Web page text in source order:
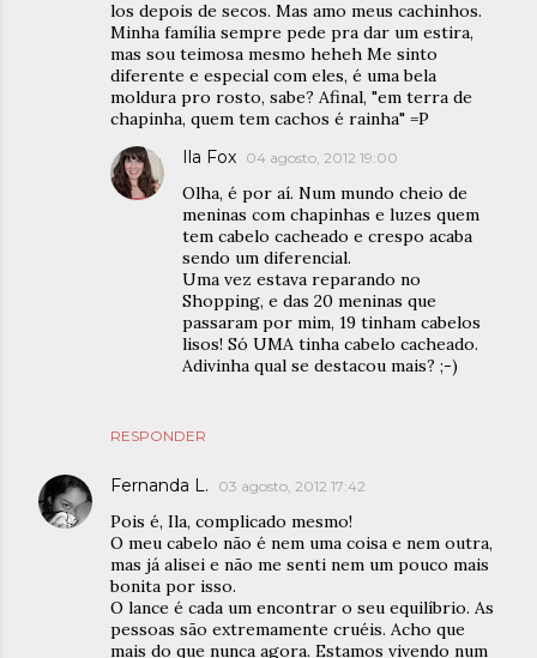
los depois de secos. Mas amo meus cachinhos.
Minha família sempre pede pra dar um estira,
mas sou teimosa mesmo heheh Me sinto
diferente e especial com eles, é uma bela
moldura pro rosto, sabe? Afinal, "em terra de
chapinha, quem tem cachos é rainha" =P
RESPONDER
Ila Fox 04 agosto, 2012 19:00
Olha, é por aí. Num mundo cheio de
meninas com chapinhas e luzes quem
tem cabelo cacheado e crespo acaba
sendo um diferencial.
Uma vez estava reparando no
Shopping, e das 20 meninas que
passaram por mim, 19 tinham cabelos
lisos! Só UMA tinha cabelo cacheado.
Adivinha qual se destacou mais? ;-)
Fernanda L. 03 agosto, 2012 17:42
Pois é, Ila, complicado mesmo!
O meu cabelo não é nem uma coisa e nem outra,
mas já alisei e não me senti nem um pouco mais
bonita por isso.
O lance é cada um encontrar o seu equilíbrio. As
pessoas são extremamente cruéis. Acho que
mais do que nunca agora. Estamos vivendo num